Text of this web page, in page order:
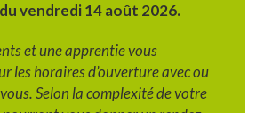
vendredi 14 août 2026.
et une apprentie vous
les horaires d’ouverture avec ou
Selon la complexité de votre